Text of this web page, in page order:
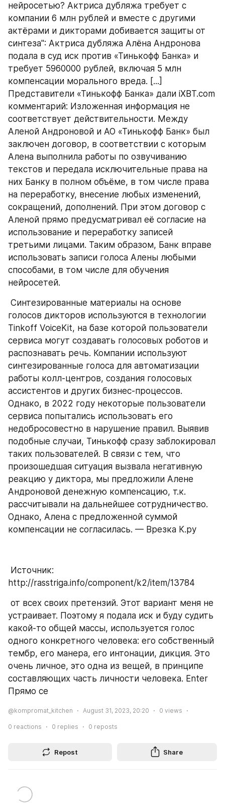
нейросетью? Актриса дубляжа требует с
компании 6 млн рублей и вместе с другими
актёрами и дикторами добивается защиты от
синтеза": Актриса дубляжа Алёна Андронова
подала в суд иск против «Тинькофф Банка» и
требует 5960000 рублей, включая 5 млн
компенсации морального вреда. [...]
Представители «Тинькофф Банка» дали iXBT.com
комментарий: Изложенная информация не
соответствует действительности. Между
Аленой Андроновой и АО «Тинькофф Банк» был
заключен договор, в соответствии с которым
Алена выполнила работы по озвучиванию
текстов и передала исключительные права на
них Банку в полном объёме, в том числе права
на переработку, внесение любых изменений,
сокращений, дополнений. При этом договор с
Аленой прямо предусматривал её согласие на
использование и переработку записей
третьими лицами. Таким образом, Банк вправе
использовать записи голоса Алены любыми
способами, в том числе для обучения
нейросетей.
голосов дикторов используются в технологии
Tinkoff VoiceKit, на базе которой пользователи
сервиса могут создавать голосовых роботов и
распознавать речь. Компании используют
синтезированные голоса для автоматизации
работы колл-центров, создания голосовых
ассистентов и других бизнес-процессов.
Однако, в 2022 году некоторые пользователи
сервиса попытались использовать его
недобросовестно в нарушение правил. Выявив
подобные случаи, Тинькофф сразу заблокировал
таких пользователей. В связи с тем, что
произошедшая ситуация вызвала негативную
реакцию у диктора, мы предложили Алене
Андроновой денежную компенсацию, т.к.
рассчитывали на дальнейшее сотрудничество.
Однако, Алена с предложенной суммой
компенсации не согласилась. — Врезка К.ру
http://rasstriga.info/component/k2/item/13784
устраивает. Поэтому я подала иск и буду судить
какой-то общей массы, используется голос
одного конкретного человека: его собственный
тембр, его манера, его интонации, дикция. Это
очень личное, это одна из вещей, в принципе
составляющих часть личности человека. Enter
Прямо се
@kompromat_kitchen August 31, 2023, 20:20 0 views
0 reactions 0 replies 0 reposts
Repost Share